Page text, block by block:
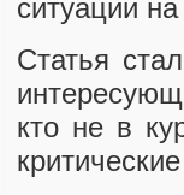
ситуации
Статья
кто не в